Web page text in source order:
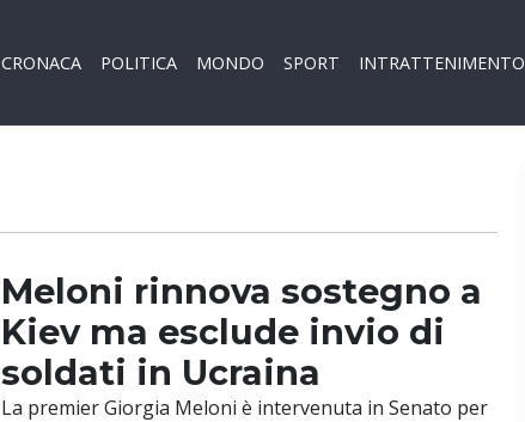
CRONACA POLITICA MONDO SPORT INTRATTENIMENTO
Meloni rinnova sostegno a
Kiev ma esclude invio di
soldati in Ucraina
La premier Giorgia Meloni è intervenuta in Senato per